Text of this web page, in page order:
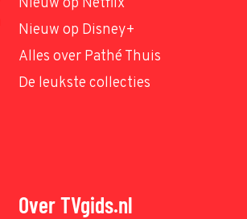
Nieuw op Disney+
Alles over Pathé Thuis
De leukste collecties
Over TVgids.nl